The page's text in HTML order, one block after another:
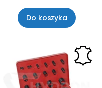
Do koszyka